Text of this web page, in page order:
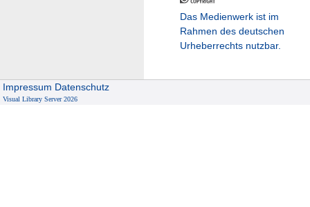
Das Medienwerk ist im
Rahmen des deutschen
Urheberrechts nutzbar.
Impressum Datenschutz
Visual Library Server 2026